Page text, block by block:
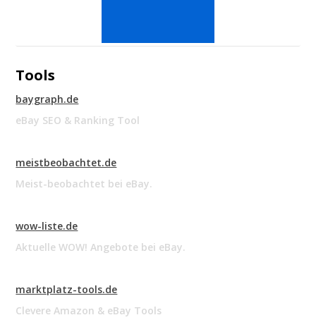
Tools
baygraph.de
eBay SEO & Ranking Tool
meistbeobachtet.de
Meist-beobachtet bei eBay.
wow-liste.de
Aktuelle WOW! Angebote bei eBay.
marktplatz-tools.de
Clevere Amazon & eBay Tools